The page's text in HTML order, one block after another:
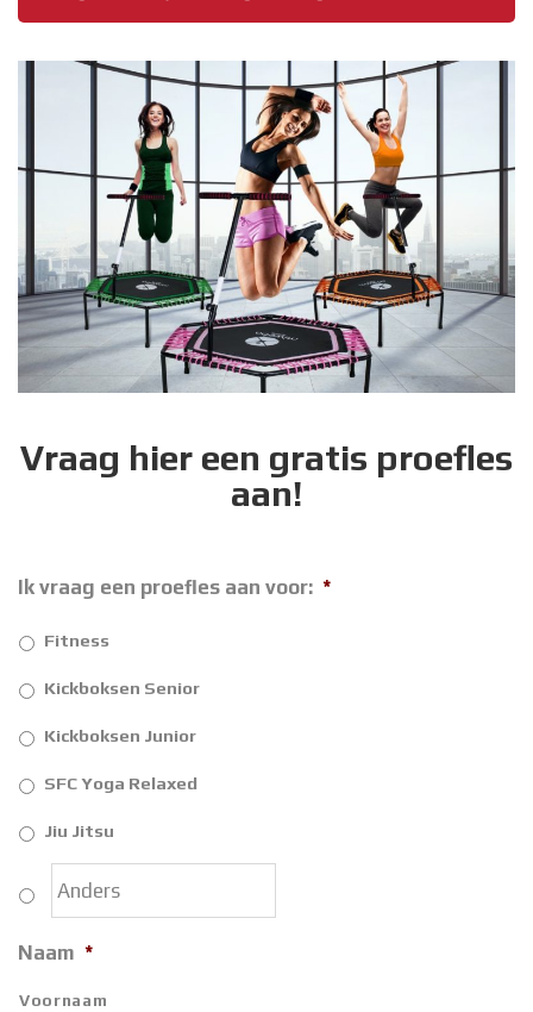
Vraag hier een gratis proefles
aan!
Ik vraag een proefles aan voor: *
Fitness
Kickboksen Senior
Kickboksen Junior
SFC Yoga Relaxed
Jiu Jitsu
Naam *
Voornaam